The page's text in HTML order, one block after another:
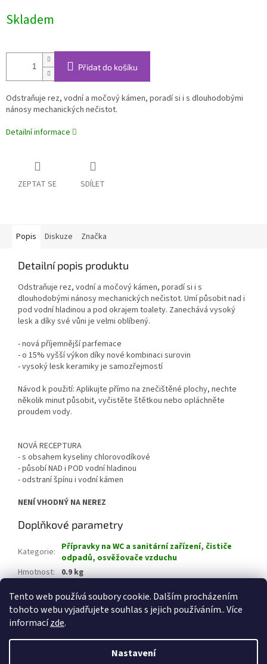
Tento web používá soubory cookie. Dalším procházením
tohoto webu vyjadřujete souhlas s jejich používáním.. Více
informacízde.
Nastavení
Skladem
Přidat do košíku
Odstraňuje rez, vodní a močový kámen, poradí si i s dlouhodobými
nánosy mechanických nečistot.
Detailní informace
ZEPTAT SE SDÍLET
Popis Diskuze Značka
Detailní popis produktu
Odstraňuje rez, vodní a močový kámen, poradí si i s
dlouhodobými nánosy mechanických nečistot. Umí působit nad i
pod vodní hladinou a pod okrajem toalety. Zanechává vysoký
lesk a díky své vůni je velmi oblíbený.
- nová příjemnější parfemace
- o 15% vyšší výkon díky nové kombinaci surovin
- vysoký lesk keramiky je samozřejmostí
Návod k použití: Aplikujte přímo na znečištěné plochy, nechte
několik minut působit, vyčistěte štětkou nebo opláchněte
proudem vody.
NOVÁ RECEPTURA
- s obsahem kyseliny chlorovodíkové
- působí NAD i POD vodní hladinou
- odstraní špínu i vodní kámen
NENÍ VHODNÝ NA NEREZ
Doplňkové parametry
Kategorie: Přípravky na WC a sanitární zařízení, čističe
odpadů, osvěžovače vzduchu
Hmotnost: 0.9 kg